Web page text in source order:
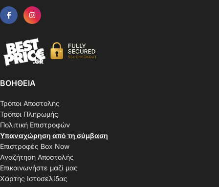
ΒΟΗΘΕΙΑ
Τρόποι Αποστολής
Τρόποι Πληρωμής
Πολιτική Επιστροφών
Υπαναχώρηση από τη σύμβαση
Επιστροφές Box Now
Αναζήτηση Αποστολής
Επικοινωνήστε μαζί μας
Χάρτης Ιστοσελίδας